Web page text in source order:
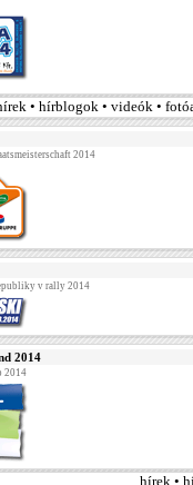
• hírblogok • videók •
2014
v rally 2014
2014
2014
hírek •